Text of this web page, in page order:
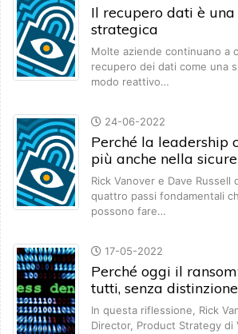
Il recupero dati è una
strategica
Molte aziende continuano a
recupero dei dati come una
modo reattivo…
24-06-2022
Perché la leadership
più anche nella
Rick Vanover e Dave Russell
quattro passi fondamentali
possono fare…
17-05-2022
Perché oggi il
tutti, senza distinzione
In questa riflessione, Rick
Director, Product Strategy di